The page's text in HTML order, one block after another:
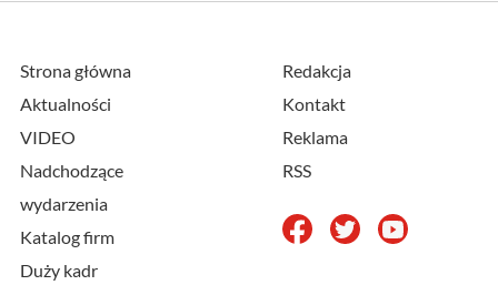
Strona główna
Aktualności
VIDEO
Nadchodzące
wydarzenia
Katalog firm
Duży kadr
Redakcja
Kontakt
Reklama
RSS